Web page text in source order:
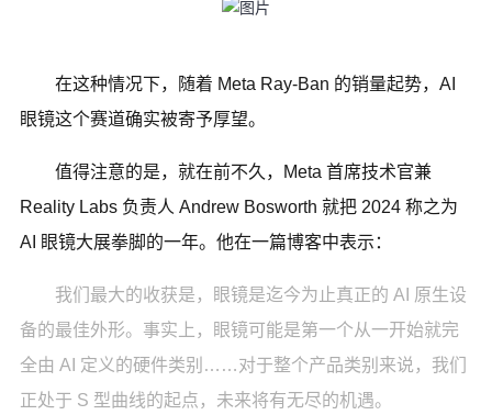
在这种情况下，随着 Meta Ray-Ban 的销量起势，AI
眼镜这个赛道确实被寄予厚望。
值得注意的是，就在前不久，Meta 首席技术官兼
Reality Labs 负责人 Andrew Bosworth 就把 2024 称之为
AI 眼镜大展拳脚的一年。他在一篇博客中表示：
我们最大的收获是，眼镜是迄今为止真正的 AI 原生设
备的最佳外形。事实上，眼镜可能是第一个从一开始就完
全由 AI 定义的硬件类别……对于整个产品类别来说，我们
正处于 S 型曲线的起点，未来将有无尽的机遇。